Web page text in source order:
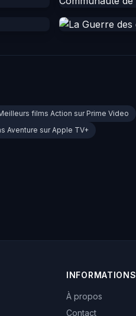
films Action sur Prime Video
Aventure sur Apple TV+
INFORMATIONS
À propos
Contact